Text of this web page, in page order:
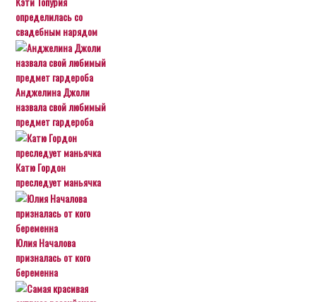
определилась со
свадебным нарядом
Анджелина Джоли
назвала свой любимый
предмет гардероба
Катю Гордон
преследует маньячка
Юлия Началова
призналась от кого
беременна